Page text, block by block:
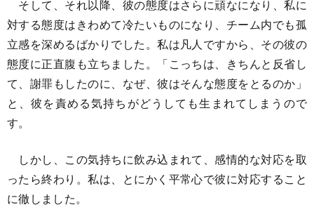
そして、それ以降、彼の態度はさらに頑なになり、私に
対する態度はきわめて冷たいものになり、チーム内でも孤
立感を深めるばかりでした。私は凡人ですから、その彼の
態度に正直腹も立ちました。「こっちは、きちんと反省し
て、謝罪もしたのに、なぜ、彼はそんな態度をとるのか」
と、彼を責める気持ちがどうしても生まれてしまうので
す。
しかし、この気持ちに飲み込まれて、感情的な対応を取
ったら終わり。私は、とにかく平常心で彼に対応すること
に徹しました。